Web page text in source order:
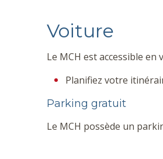
Voiture
Le MCH est accessible en
Planifiez votre
Parking gratuit
Le MCH possède un